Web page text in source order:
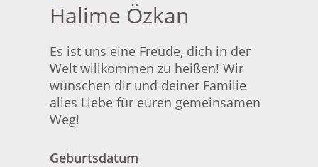
Halime Özkan
Es ist uns eine Freude, dich in der
Welt willkommen zu heißen! Wir
wünschen dir und deiner Familie
alles Liebe für euren gemeinsamen
Weg!
Geburtsdatum